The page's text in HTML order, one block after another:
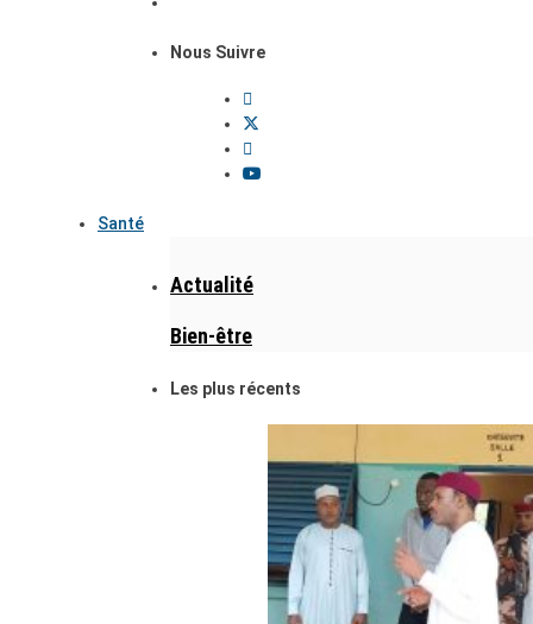
Nous Suivre
Santé
Actualité
Bien-être
Les plus récents